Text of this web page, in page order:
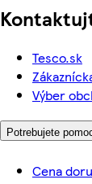
Tesco.sk
Výber
Potrebujete
Cena